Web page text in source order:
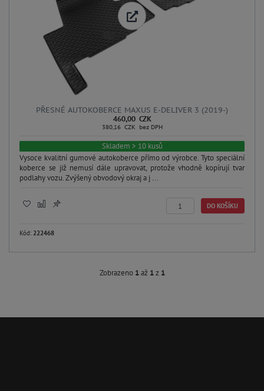
PŘESNÉ AUTOKOBERCE MAXUS E-DELIVER 3 (2019-)
460,00 CZK
380,16 CZK bez DPH
Skladem > 10 kusů
Vysoce kvalitní gumové autokoberce přímo od výrobce. Tyto speciální
koberce se již nemusí dále upravovat, protože vhodně kopírují tvar
podlahy vozu. Zvýšený obvodový okraj a j ...
DO KOŠÍKU
Kód: 222468
Zobrazeno 1až 1z 1